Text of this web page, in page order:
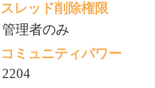
スレッド削除権限
管理者のみ
コミュニティパワー
2204